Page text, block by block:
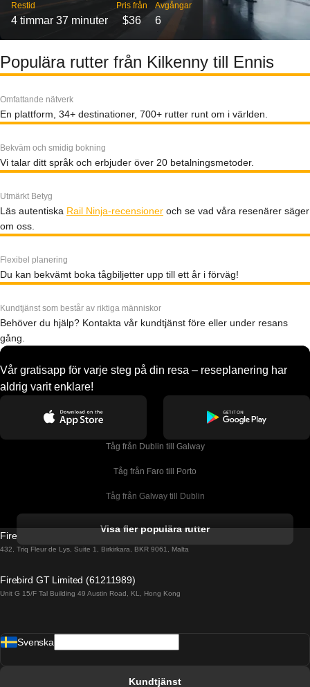
Restid
4 timmar 37 minuter
Pris från
$36
Avgångar
6
Populära rutter från Kilkenny till Ennis
Omfattande nätverk
En plattform, 34+ destinationer, 700+ rutter runt om i världen.
Bekväm och smidig bokning
Vi talar ditt språk och erbjuder över 20 betalningsmetoder.
Utmärkt Betyg
Läs autentiska Rail Ninja-recensioner och se vad våra resenärer säger
om oss.
Flexibel planering
Du kan bekvämt boka tågbiljetter upp till ett år i förväg!
Kundtjänst som består av riktiga människor
Behöver du hjälp? Kontakta vår kundtjänst före eller under resans
gång.
Vår gratisapp för varje steg på din resa – reseplanering har
aldrig varit enklare!
Tåg från Dublin till Galway
Tåg från Faro till Porto
Tåg från Galway till Dublin
Tåg från Porto till Faro
Tåg från Barcelona till Madrid
Visa fler populära rutter
Firebird GT Limited (OC 1451)
432, Triq Fleur de Lys, Suite 1, Birkirkara, BKR 9061, Malta
Firebird GT Limited (61211989)
Unit G 15/F Tal Building 49 Austin Road, KL, Hong Kong
Svenska
Kundtjänst